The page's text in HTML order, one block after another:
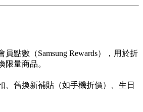
員點數（Samsung Rewards），用於折
限量商品。
、舊換新補貼（如手機折價）、生日